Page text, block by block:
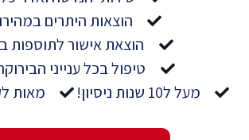
הוצאות היתרים
הוצאת אישור לתוספות
טיפול בכל ענייני
מעל ל10 שנות ניסיון!
מאות